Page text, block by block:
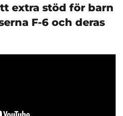
extra stöd för barn
F-6 och deras